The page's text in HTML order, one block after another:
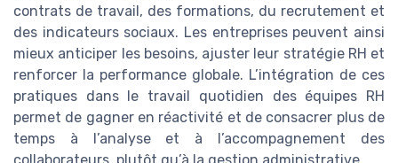
contrats de travail, des formations, du recrutement et
des indicateurs sociaux. Les entreprises peuvent ainsi
mieux anticiper les besoins, ajuster leur stratégie RH et
renforcer la performance globale. L’intégration de ces
pratiques dans le travail quotidien des équipes RH
permet de gagner en réactivité et de consacrer plus de
temps à l’analyse et à l’accompagnement des